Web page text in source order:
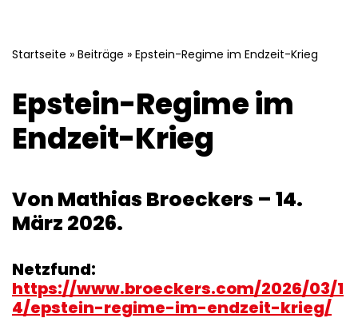
Startseite » Beiträge » Epstein-Regime im Endzeit-Krieg
Epstein-Regime im
Endzeit-Krieg
Von Mathias Broeckers – 14.
März 2026.
Netzfund:
https://www.broeckers.com/2026/03/1
4/epstein-regime-im-endzeit-krieg/